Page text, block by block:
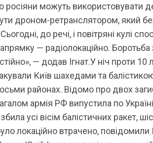
росіяни можуть використовувати
дроном-ретранслятором, який
до речі, і повітряні кулі
— радіолокаційно.
— додав Ігнат.У ніч проти 10
Київ шахедами та
районах. Відомо про двох
армія РФ випустила по
усі вісім балістичних ракет,
локаційно втрачено, повідомили